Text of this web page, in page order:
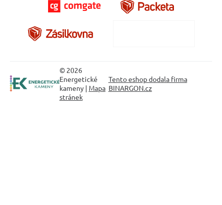
© 2026
Energetické
kameny | Mapa
stránek
Tento eshop dodala firma
BINARGON.cz